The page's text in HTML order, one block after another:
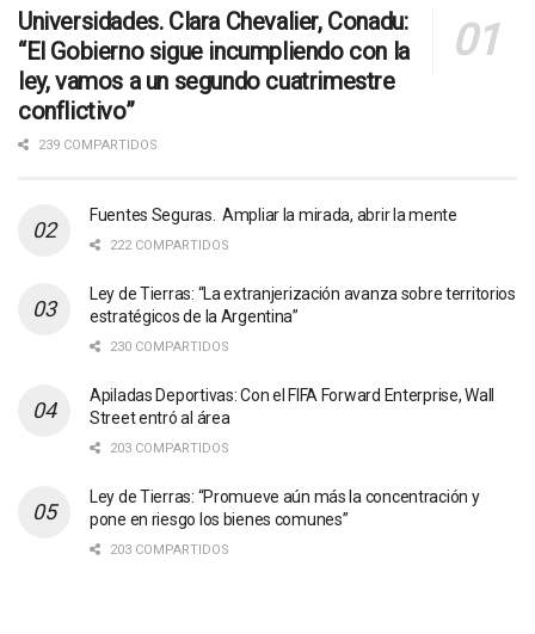
Universidades. Clara Chevalier, Conadu:
“El Gobierno sigue incumpliendo con la
ley, vamos a un segundo cuatrimestre
conflictivo”
239 COMPARTIDOS
Fuentes Seguras. Ampliar la mirada, abrir la mente
222 COMPARTIDOS
Ley de Tierras: “La extranjerización avanza sobre territorios
estratégicos de la Argentina”
230 COMPARTIDOS
Apiladas Deportivas: Con el FIFA Forward Enterprise, Wall
Street entró al área
203 COMPARTIDOS
Ley de Tierras: “Promueve aún más la concentración y
pone en riesgo los bienes comunes”
203 COMPARTIDOS